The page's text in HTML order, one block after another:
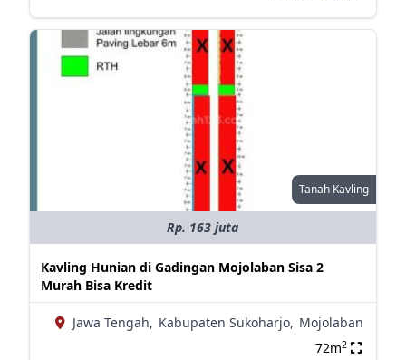
Tanah Kavling
Rp. 163 juta
Kavling Hunian di Gadingan Mojolaban Sisa 2
Murah Bisa Kredit
Jawa Tengah, Kabupaten Sukoharjo, Mojolaban
72m2